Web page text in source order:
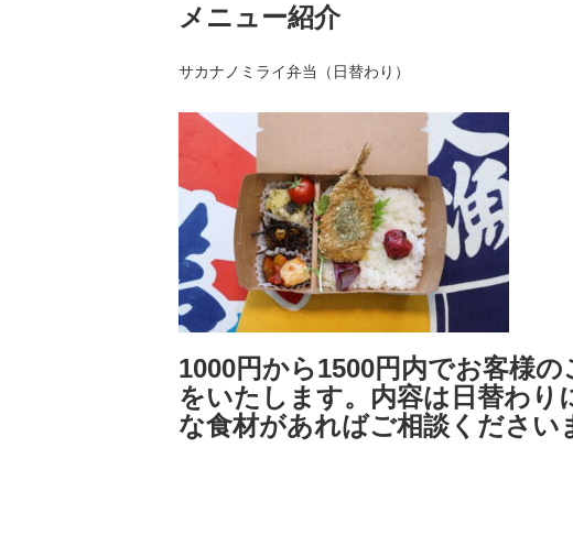
メニュー紹介
サカナノミライ弁当（日替わり）
1000円から1500円内でお客様
をいたします。内容は日替わ
な食材があればご相談ください